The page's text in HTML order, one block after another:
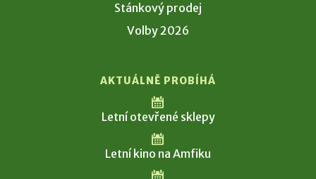
Stánkový prodej
Volby 2026
AKTUÁLNĚ PROBÍHÁ
Letní otevřené sklepy
Letní kino na Amfiku